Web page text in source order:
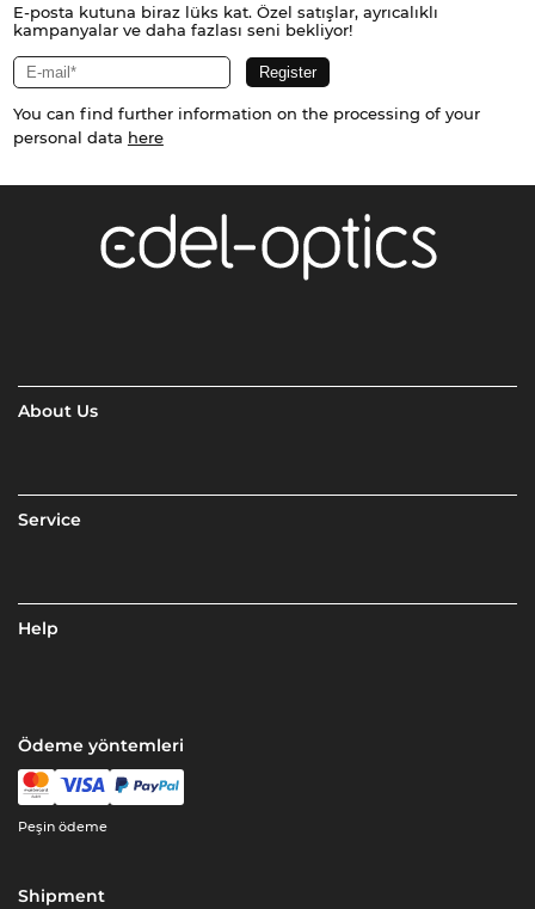
E-posta kutuna biraz lüks kat. Özel satışlar, ayrıcalıklı
kampanyalar ve daha fazlası seni bekliyor!
You can find further information on the processing of your
personal data here
About Us
Service
Help
Ödeme yöntemleri
Peşin ödeme
Shipment